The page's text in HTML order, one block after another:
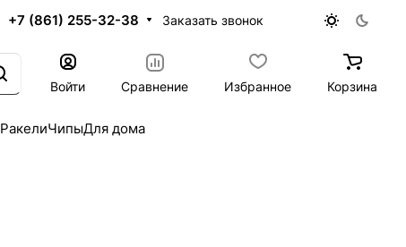
+7 (861) 255-32-38 Заказать звонок
Войти
Сравнение Избранное Корзина
РакелиЧипыДля дома